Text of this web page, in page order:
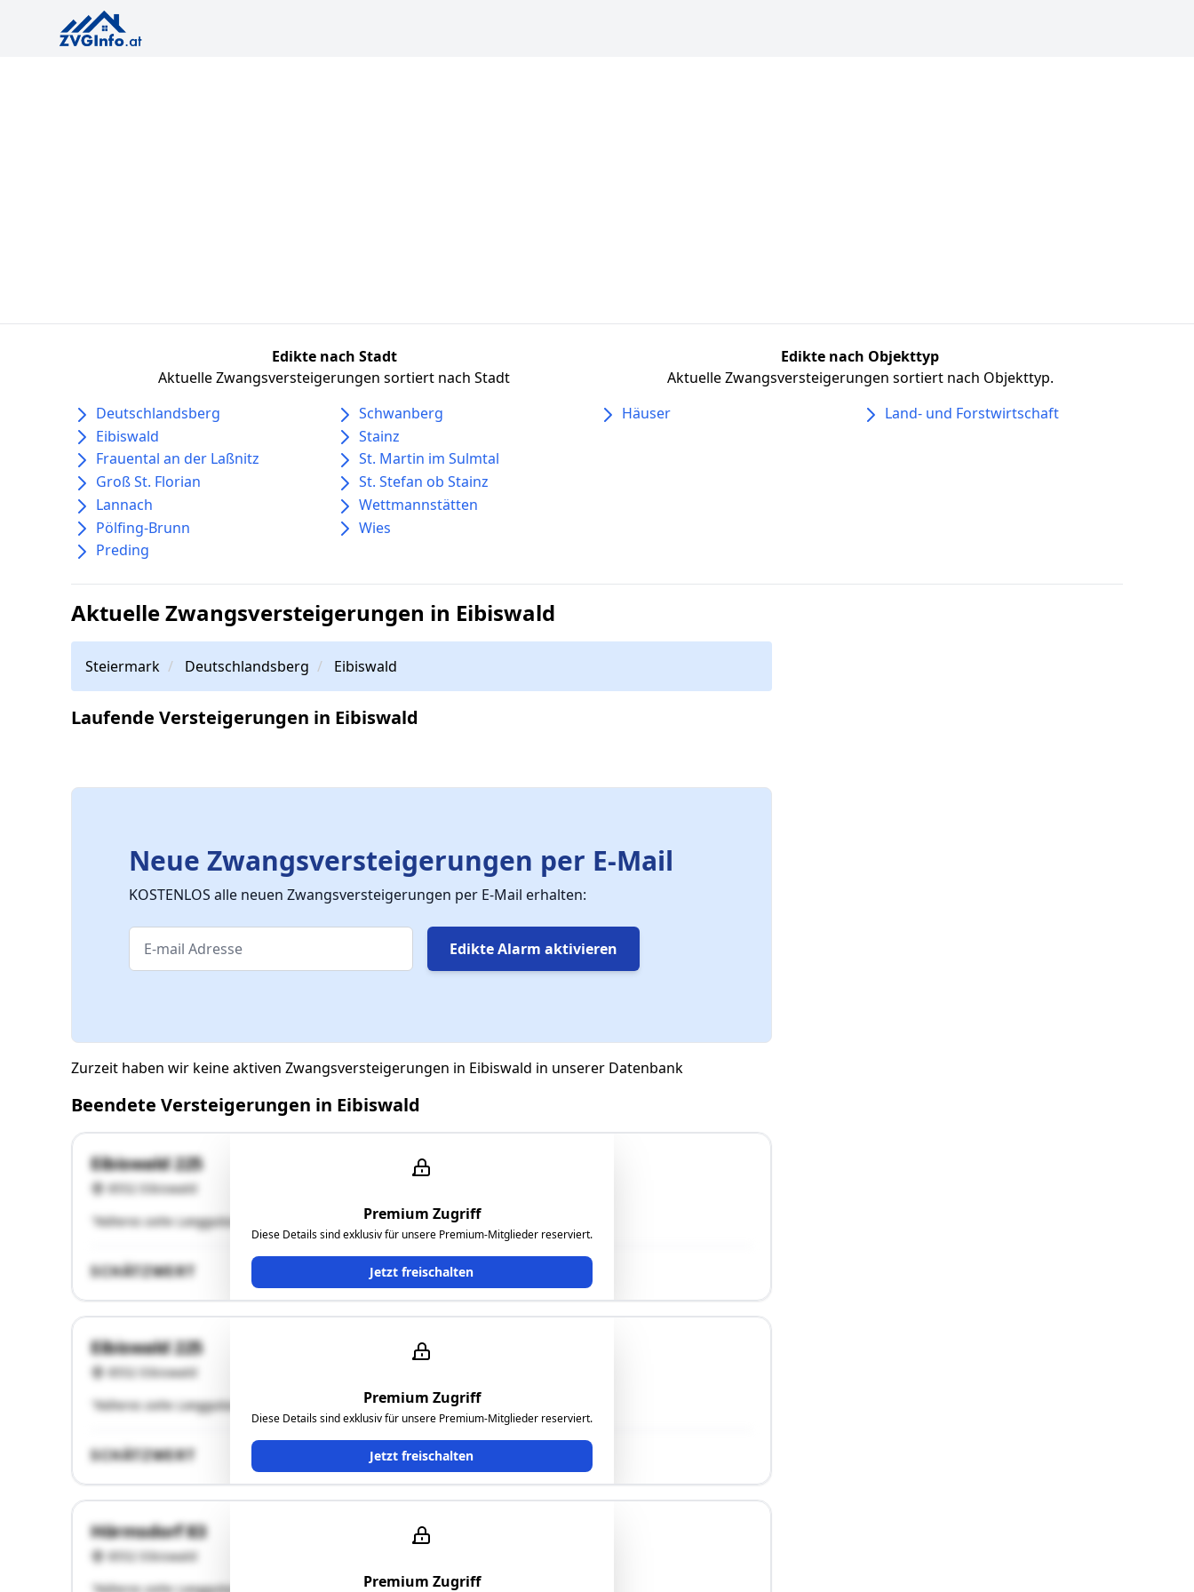
Edikte nach Stadt
Aktuelle Zwangsversteigerungen sortiert nach Stadt
Deutschlandsberg
Eibiswald
Frauental an der Laßnitz
Groß St. Florian
Lannach
Pölfing-Brunn
Preding
Schwanberg
Stainz
St. Martin im Sulmtal
St. Stefan ob Stainz
Wettmannstätten
Wies
Edikte nach Objekttyp
Aktuelle Zwangsversteigerungen sortiert nach Objekttyp.
Häuser
Land- und Forstwirtschaft
Aktuelle Zwangsversteigerungen in Eibiswald
Steiermark Deutschlandsberg Eibiswald
Laufende Versteigerungen in Eibiswald
Neue Zwangsversteigerungen per E-Mail
KOSTENLOS alle neuen Zwangsversteigerungen per E-Mail erhalten:
Edikte Alarm aktivieren
Zurzeit haben wir keine aktiven Zwangsversteigerungen in Eibiswald in unserer Datenbank
Beendete Versteigerungen in Eibiswald
Premium Zugriff
Diese Details sind exklusiv für unsere Premium-Mitglieder reserviert.
Jetzt freischalten
Eibiswald 225
8552 Eibiswald
"Näheres siehe Langgutachten!"
SCHÄTZWERT
Premium Zugriff
Diese Details sind exklusiv für unsere Premium-Mitglieder reserviert.
Jetzt freischalten
Eibiswald 225
8552 Eibiswald
"Näheres siehe Langgutachten!"
SCHÄTZWERT
Premium Zugriff
Hörmsdorf 83
8552 Eibiswald